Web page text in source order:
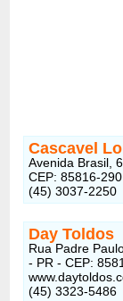
Cascavel
Avenida Brasil,
CEP: 85816-290
(45) 3037-2250
Day Toldos
Rua Padre
- PR - CEP:
(45) 3323-5486